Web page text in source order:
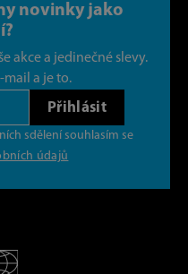
novinky jako
akce a jedinečné slevy.
mail a je to.
Přihlásit
sdělení souhlasím se
údajů